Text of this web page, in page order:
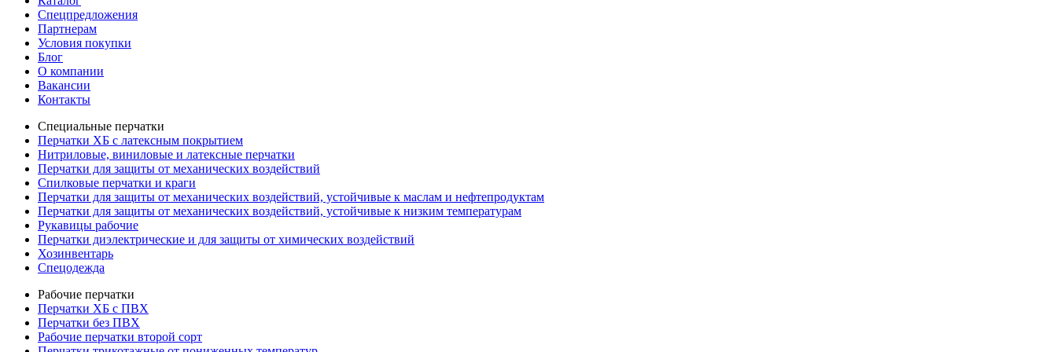
Спецпредложения
Партнерам
Условия покупки
Блог
О компании
Вакансии
Контакты
Специальные перчатки
Перчатки ХБ с латексным покрытием
Нитриловые, виниловые и латексные перчатки
Перчатки для защиты от механических воздействий
Cпилковые перчатки и краги
Перчатки для защиты от механических воздействий, устойчивые к маслам и нефтепродуктам
Перчатки для защиты от механических воздействий, устойчивые к низким температурам
Рукавицы рабочие
Перчатки диэлектрические и для защиты от химических воздействий
Хозинвентарь
Спецодежда
Рабочие перчатки
Перчатки ХБ с ПВХ
Перчатки без ПВХ
Рабочие перчатки второй сорт